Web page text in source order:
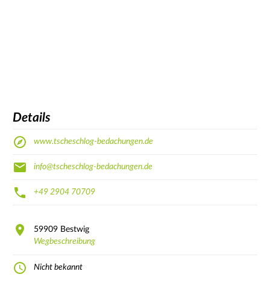
Details
www.tscheschlog-bedachungen.de
info@tscheschlog-bedachungen.de
+49 2904 70709
59909 Bestwig
Wegbeschreibung
Nicht bekannt